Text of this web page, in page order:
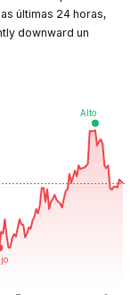
últimas 24 horas,
downward un